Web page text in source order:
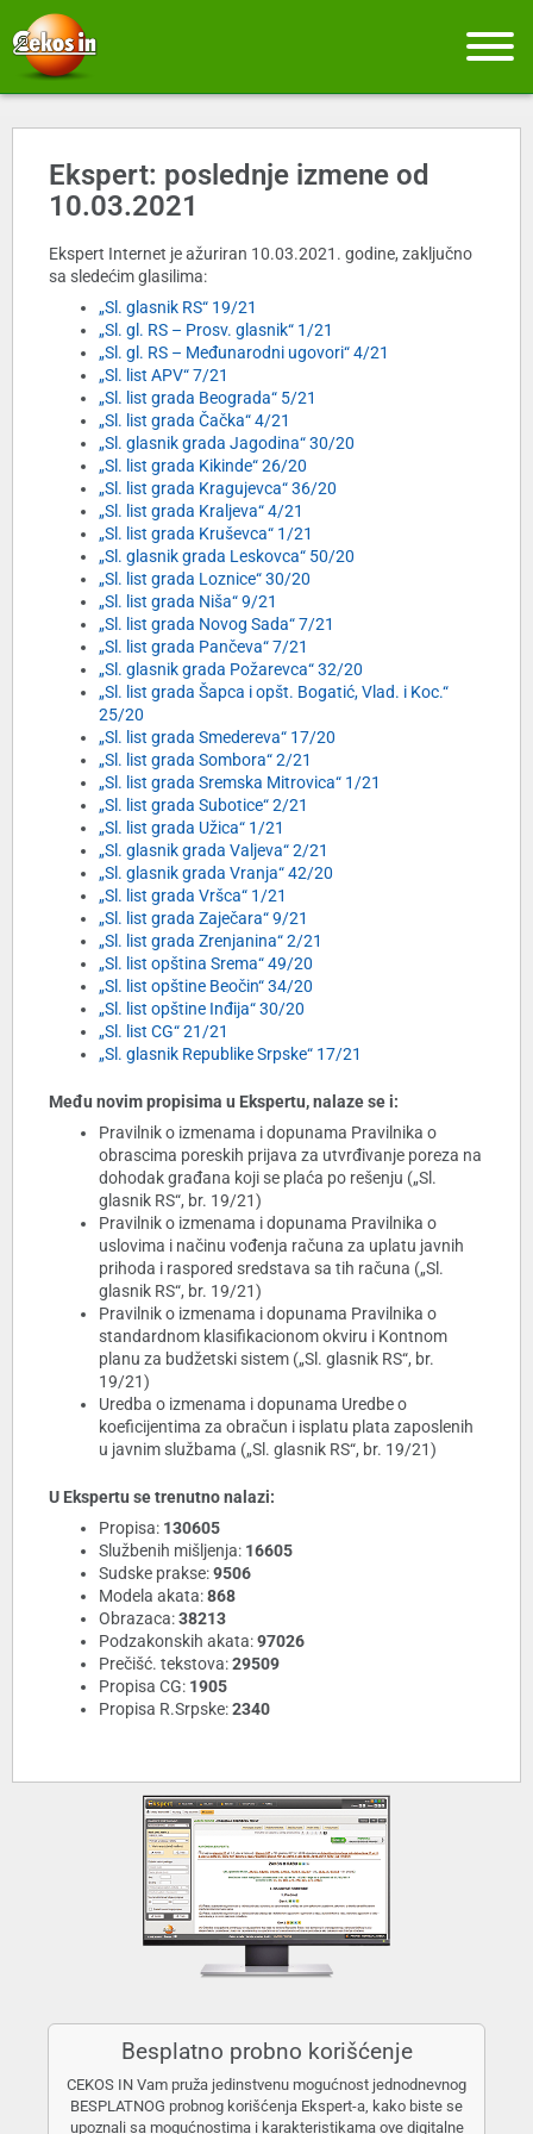
Ekspert: poslednje izmene od
10.03.2021
Ekspert Internet je ažuriran 10.03.2021. godine, zaključno
sa sledećim glasilima:
„Sl. glasnik RS“ 19/21
„Sl. gl. RS – Prosv. glasnik“ 1/21
„Sl. gl. RS – Međunarodni ugovori“ 4/21
„Sl. list APV“ 7/21
„Sl. list grada Beograda“ 5/21
„Sl. list grada Čačka“ 4/21
„Sl. glasnik grada Jagodina“ 30/20
„Sl. list grada Kikinde“ 26/20
„Sl. list grada Kragujevca“ 36/20
„Sl. list grada Kraljeva“ 4/21
„Sl. list grada Kruševca“ 1/21
„Sl. glasnik grada Leskovca“ 50/20
„Sl. list grada Loznice“ 30/20
„Sl. list grada Niša“ 9/21
„Sl. list grada Novog Sada“ 7/21
„Sl. list grada Pančeva“ 7/21
„Sl. glasnik grada Požarevca“ 32/20
„Sl. list grada Šapca i opšt. Bogatić, Vlad. i Koc.“
25/20
„Sl. list grada Smedereva“ 17/20
„Sl. list grada Sombora“ 2/21
„Sl. list grada Sremska Mitrovica“ 1/21
„Sl. list grada Subotice“ 2/21
„Sl. list grada Užica“ 1/21
„Sl. glasnik grada Valjeva“ 2/21
„Sl. glasnik grada Vranja“ 42/20
„Sl. list grada Vršca“ 1/21
„Sl. list grada Zaječara“ 9/21
„Sl. list grada Zrenjanina“ 2/21
„Sl. list opština Srema“ 49/20
„Sl. list opštine Beočin“ 34/20
„Sl. list opštine Inđija“ 30/20
„Sl. list CG“ 21/21
„Sl. glasnik Republike Srpske“ 17/21
Među novim propisima u Ekspertu, nalaze se i:
Pravilnik o izmenama i dopunama Pravilnika o
obrascima poreskih prijava za utvrđivanje poreza na
dohodak građana koji se plaća po rešenju („Sl.
glasnik RS“, br. 19/21)
Pravilnik o izmenama i dopunama Pravilnika o
uslovima i načinu vođenja računa za uplatu javnih
prihoda i raspored sredstava sa tih računa („Sl.
glasnik RS“, br. 19/21)
Pravilnik o izmenama i dopunama Pravilnika o
standardnom klasifikacionom okviru i Kontnom
planu za budžetski sistem („Sl. glasnik RS“, br.
19/21)
Uredba o izmenama i dopunama Uredbe o
koeficijentima za obračun i isplatu plata zaposlenih
u javnim službama („Sl. glasnik RS“, br. 19/21)
U Ekspertu se trenutno nalazi:
Propisa: 130605
Službenih mišljenja: 16605
Sudske prakse:9506
Modela akata:868
Obrazaca:38213
Podzakonskih akata:97026
Prečišć. tekstova:29509
Propisa CG: 1905
Propisa R.Srpske:2340
Besplatno probno korišćenje
CEKOS IN Vam pruža jedinstvenu mogućnost jednodnevnog
BESPLATNOG probnog korišćenja Ekspert-a, kako biste se
upoznali sa mogućnostima i karakteristikama ove digitalne